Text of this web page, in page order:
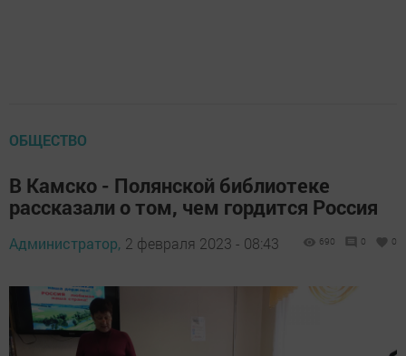
ОБЩЕСТВО
В Камско - Полянской библиотеке
рассказали о том, чем гордится Россия
Администратор, 2 февраля 2023 - 08:43 690 0 0